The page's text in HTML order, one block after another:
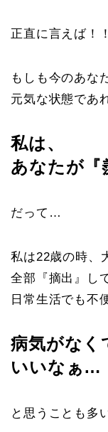
正直に言えば！！
もしも今のあな
元気な状態であ
私は、
あなたが『
だって…
私は22歳の時、
全部『摘出』し
日常生活でも不
病気がなく
いいなぁ…
と思うことも多